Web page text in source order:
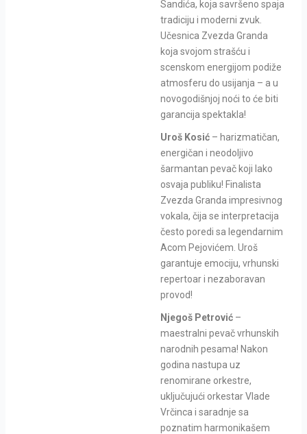
Sandića, koja savršeno spaja
tradiciju i moderni zvuk.
Učesnica Zvezda Granda
koja svojom strašću i
scenskom energijom podiže
atmosferu do usijanja – a u
novogodišnjoj noći to će biti
garancija spektakla!
Uroš Kosić – harizmatičan,
energičan i neodoljivo
šarmantan pevač koji lako
osvaja publiku! Finalista
Zvezda Granda impresivnog
vokala, čija se interpretacija
često poredi sa legendarnim
Acom Pejovićem. Uroš
garantuje emociju, vrhunski
repertoar i nezaboravan
provod!
Njegoš Petrović –
maestralni pevač vrhunskih
narodnih pesama! Nakon
godina nastupa uz
renomirane orkestre,
uključujući orkestar Vlade
Vrčinca i saradnje sa
poznatim harmonikašem